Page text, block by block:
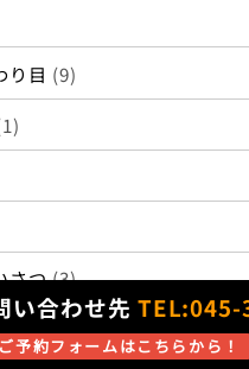
い合わせ先
ご予約フォームはこちらから！
2024 しみずばし鍼灸整骨
Design by ミッシェ